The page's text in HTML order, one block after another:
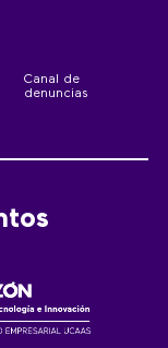
Canal de
denuncias